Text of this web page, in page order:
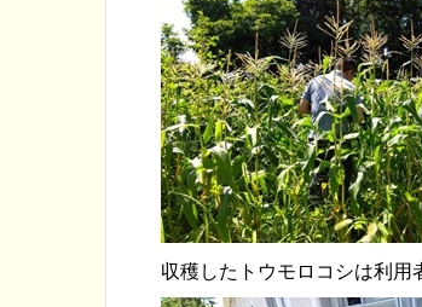
収穫したトウモロコシは利用